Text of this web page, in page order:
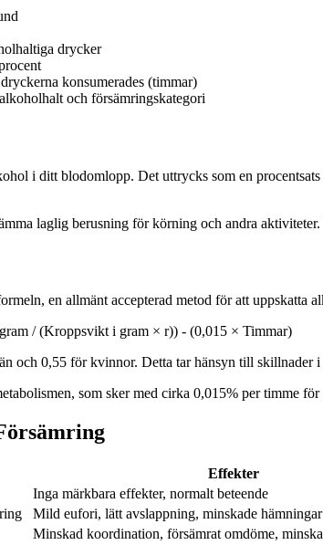
drycker
konsumerades (timmar)
och försämringskategori
i ditt blodomlopp. Det uttrycks som en
laglig berusning för körning och andra
en allmänt accepterad metod för att uppskatta
/ (Kroppsvikt i gram × r)) - (0,015 × Timmar)
och 0,55 för kvinnor. Detta tar hänsyn till skillnader
som sker med cirka 0,015% per timme för
Effekter
Inga märkbara effekter, normalt beteende
Mild eufori, lätt avslappning, minskade hämningar
Minskad koordination, försämrat omdöme,